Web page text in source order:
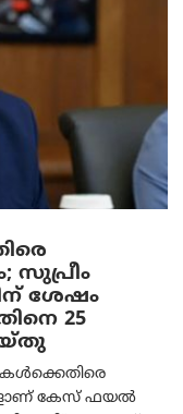
സുപ്രീം
ശേഷം
25
കേസ് ഫയൽ